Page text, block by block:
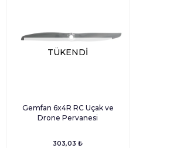
TÜKENDI
Gemfan 6x4R RC Uçak ve
Drone Pervanesi
303,03 ₺